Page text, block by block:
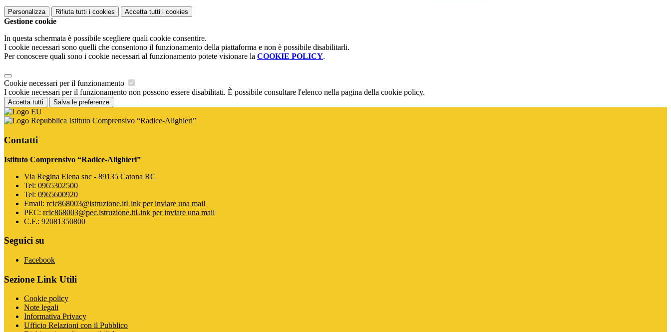
Personalizza Rifiuta tutti i cookies Accetta tutti i cookies
Gestione cookie
In questa schermata è possibile scegliere quali cookie consentire.
I cookie necessari sono quelli che consentono il funzionamento della piattaforma e non è possibile disabilitarli.
Per conoscere quali sono i cookie necessari al funzionamento potete visionare la COOKIE POLICY.
Cookie necessari per il funzionamento
I cookie necessari per il funzionamento non possono essere disabilitati. È possibile consultare l'elenco nella pagina della cookie policy.
Accetta tutti Salva le preferenze
Istituto Comprensivo “Radice-Alighieri”
Contatti
Istituto Comprensivo “Radice-Alighieri”
Via Regina Elena snc - 89135 Catona RC
Tel: 0965302500
Tel: 0965600920
Email: rcic868003@istruzione.itLink per inviare una mail
PEC: rcic868003@pec.istruzione.itLink per inviare una mail
C.F.: 92081350800
Seguici su
Facebook
Sezione Link Utili
Cookie policy
Note legali
Informativa Privacy
Ufficio Relazioni con il Pubblico